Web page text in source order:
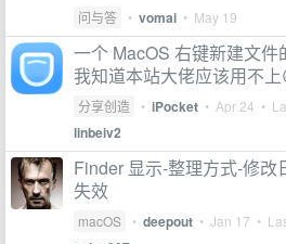
问与答 • vomai • May 19
一个 MacOS 右键新建文件
我知道本站大佬应该用不上
分享创造 • iPocket • Apr 24 •
linbeiv2
Finder 显示-整理方式-修
失效
macOS • deepout • Jan 17 •